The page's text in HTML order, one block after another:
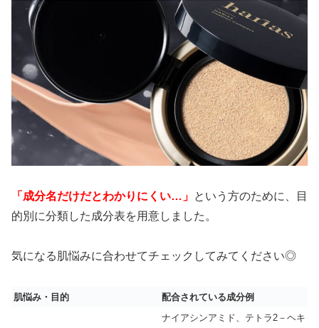
「成分名だけだとわかりにくい…」 という方のために、目
的別に分類した成分表を用意しました。
気になる肌悩みに合わせてチェックしてみてください◎
肌悩み・目的 配合されている成分例
ナイアシンアミド、テトラ2－ヘキ